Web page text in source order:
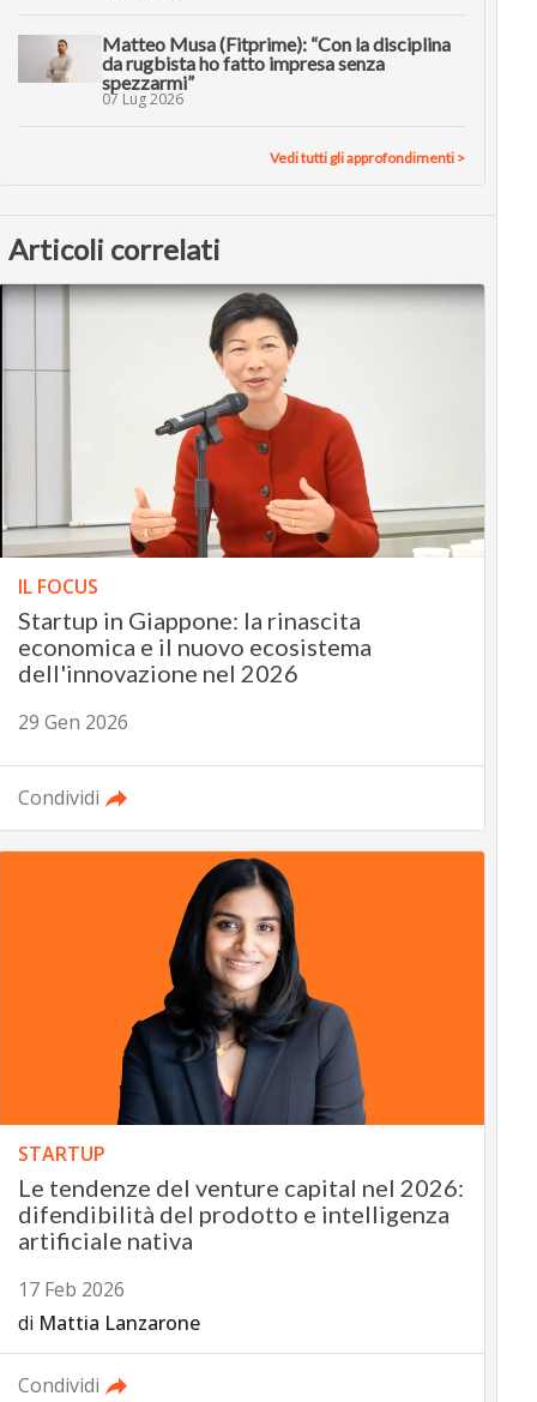
Matteo Musa (Fitprime): “Con la disciplina
da rugbista ho fatto impresa senza
spezzarmi”
07 Lug 2026
Vedi tutti gli approfondimenti >
Articoli correlati
IL FOCUS
Startup in Giappone: la rinascita
economica e il nuovo ecosistema
dell'innovazione nel 2026
29 Gen 2026
Condividi
STARTUP
Le tendenze del venture capital nel 2026:
difendibilità del prodotto e intelligenza
artificiale nativa
17 Feb 2026
di Mattia Lanzarone
Condividi